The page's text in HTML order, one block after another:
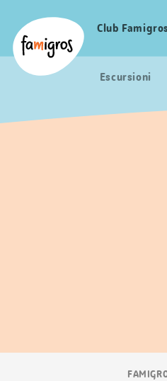
segnalibri
Logo
Navigazione
Club
Escursioni